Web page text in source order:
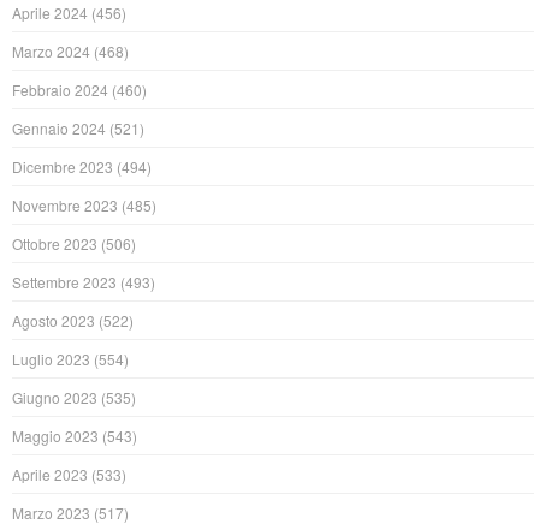
Aprile 2024 (456)
Marzo 2024 (468)
Febbraio 2024 (460)
Gennaio 2024 (521)
Dicembre 2023 (494)
Novembre 2023 (485)
Ottobre 2023 (506)
Settembre 2023 (493)
Agosto 2023 (522)
Luglio 2023 (554)
Giugno 2023 (535)
Maggio 2023 (543)
Aprile 2023 (533)
Marzo 2023 (517)